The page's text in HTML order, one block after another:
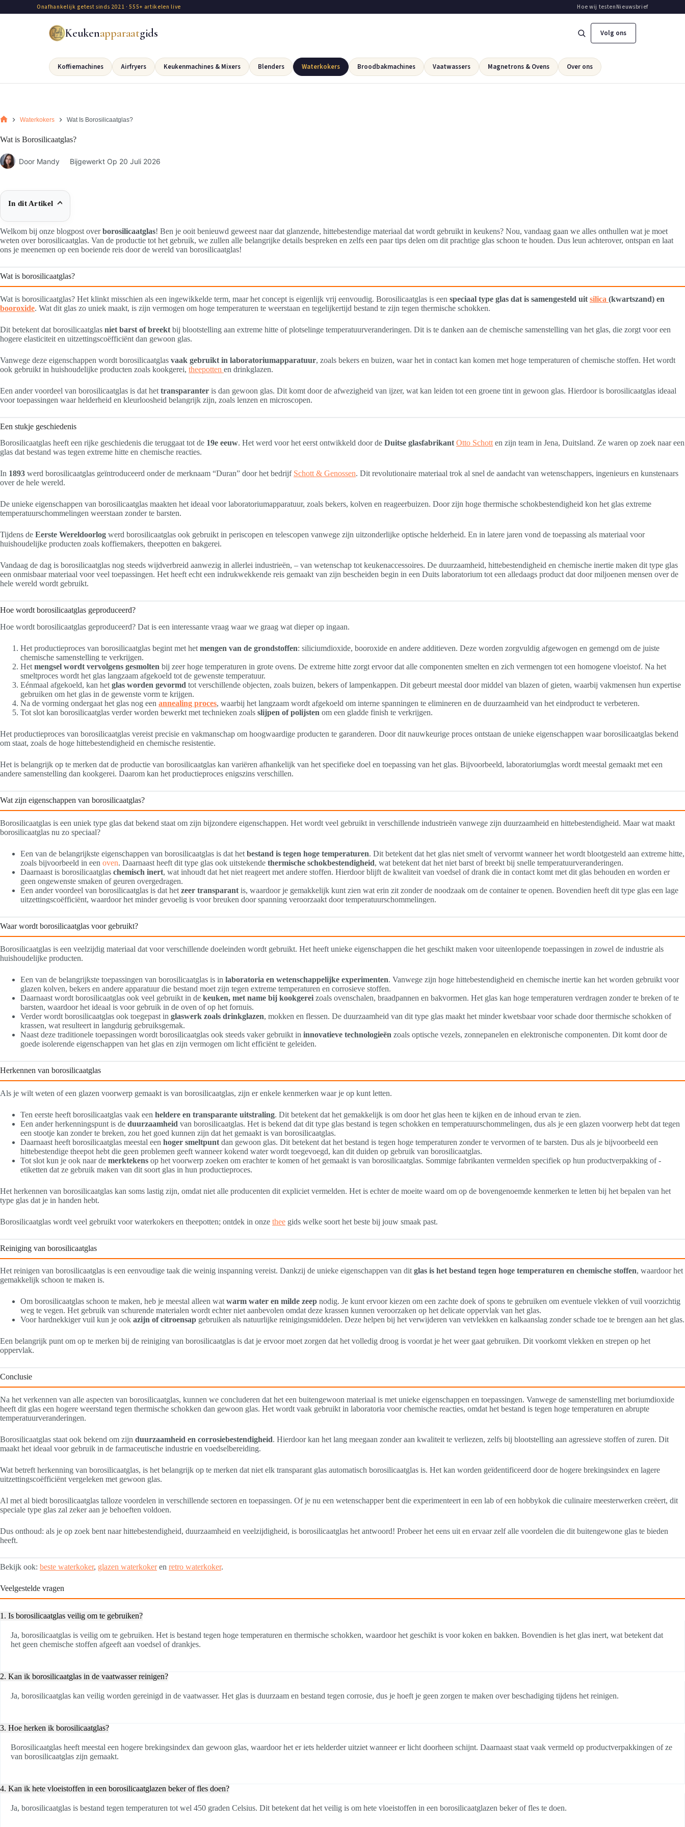
Onafhankelijk getest sinds 2021 · 555+ artikelen live Hoe wij testenNieuwsbrief
Keukenapparaatgids Volg ons
Koffiemachines Airfryers Keukenmachines & Mixers Blenders Waterkokers Broodbakmachines Vaatwassers Magnetrons & Ovens Over ons
Waterkokers Wat Is Borosilicaatglas?
Wat is Borosilicaatglas?
Door Mandy Bijgewerkt Op 20 Juli 2026
In dit Artikel
Welkom bij onze blogpost overborosilicaatglas! Ben je ooit benieuwd geweest naar dat glanzende, hittebestendige materiaal dat wordt gebruikt in keukens? Nou, vandaag gaan we alles onthullen wat je moet
weten over borosilicaatglas. Van de productie tot het gebruik, we zullen alle belangrijke details bespreken en zelfs een paar tips delen om dit prachtige glas schoon te houden. Dus leun achterover, ontspan en laat
ons je meenemen op een boeiende reis door de wereld van borosilicaatglas!
Wat is borosilicaatglas?
Wat is borosilicaatglas? Het klinkt misschien als een ingewikkelde term, maar het concept is eigenlijk vrij eenvoudig. Borosilicaatglas is een speciaal type glas dat is samengesteld uit silica (kwartszand) en
booroxide. Wat dit glas zo uniek maakt, is zijn vermogen om hoge temperaturen te weerstaan ​​en tegelijkertijd bestand te zijn tegen thermische schokken.
Dit betekent dat borosilicaatglas niet barst of breekt bij blootstelling aan extreme hitte of plotselinge temperatuurveranderingen. Dit is te danken aan de chemische samenstelling van het glas, die zorgt voor een
hogere elasticiteit en uitzettingscoëfficiënt dan gewoon glas.
Vanwege deze eigenschappen wordt borosilicaatglas vaak gebruikt in laboratoriumapparatuur, zoals bekers en buizen, waar het in contact kan komen met hoge temperaturen of chemische stoffen. Het wordt
ook gebruikt in huishoudelijke producten zoals kookgerei, theepotten en drinkglazen.
Een ander voordeel van borosilicaatglas is dat het transparanter is dan gewoon glas. Dit komt door de afwezigheid van ijzer, wat kan leiden tot een groene tint in gewoon glas. Hierdoor is borosilicaatglas ideaal
voor toepassingen waar helderheid en kleurloosheid belangrijk zijn, zoals lenzen en microscopen.
Een stukje geschiedenis
Borosilicaatglas heeft een rijke geschiedenis die teruggaat tot de 19e eeuw. Het werd voor het eerst ontwikkeld door de Duitse glasfabrikant Otto Schotten zijn team in Jena, Duitsland. Ze waren op zoek naar een
glas dat bestand was tegen extreme hitte en chemische reacties.
In 1893 werd borosilicaatglas geïntroduceerd onder de merknaam “Duran” door het bedrijf Schott & Genossen. Dit revolutionaire materiaal trok al snel de aandacht van wetenschappers, ingenieurs en kunstenaars
over de hele wereld.
De unieke eigenschappen van borosilicaatglas maakten het ideaal voor laboratoriumapparatuur, zoals bekers, kolven en reageerbuizen. Door zijn hoge thermische schokbestendigheid kon het glas extreme
temperatuurschommelingen weerstaan zonder te barsten.
Tijdens de Eerste Wereldoorlog werd borosilicaatglas ook gebruikt in periscopen en telescopen vanwege zijn uitzonderlijke optische helderheid. En in latere jaren vond de toepassing als materiaal voor
huishoudelijke producten zoals koffiemakers, theepotten en bakgerei.
Vandaag de dag is borosilicaatglas nog steeds wijdverbreid aanwezig in allerlei industrieën, – van wetenschap tot keukenaccessoires. De duurzaamheid, hittebestendigheid en chemische inertie maken dit type glas
een onmisbaar materiaal voor veel toepassingen. Het heeft echt een indrukwekkende reis gemaakt van zijn bescheiden begin in een Duits laboratorium tot een alledaags product dat door miljoenen mensen over de
hele wereld wordt gebruikt.
Hoe wordt borosilicaatglas geproduceerd?
Hoe wordt borosilicaatglas geproduceerd? Dat is een interessante vraag waar we graag wat dieper op ingaan.
Het productieproces van borosilicaatglas begint met het mengen van de grondstoffen: siliciumdioxide, booroxide en andere additieven. Deze worden zorgvuldig afgewogen en gemengd om de juiste
chemische samenstelling te verkrijgen.
Het mengsel wordt vervolgens gesmolten bij zeer hoge temperaturen in grote ovens. De extreme hitte zorgt ervoor dat alle componenten smelten en zich vermengen tot een homogene vloeistof. Na het
smeltproces wordt het glas langzaam afgekoeld tot de gewenste temperatuur.
Eénmaal afgekoeld, kan het glas worden gevormd tot verschillende objecten, zoals buizen, bekers of lampenkappen. Dit gebeurt meestal door middel van blazen of gieten, waarbij vakmensen hun expertise
gebruiken om het glas in de gewenste vorm te krijgen.
Na de vorming ondergaat het glas nog een annealing proces, waarbij het langzaam wordt afgekoeld om interne spanningen te elimineren en de duurzaamheid van het eindproduct te verbeteren.
Tot slot kan borosilicaatglas verder worden bewerkt met technieken zoals slijpen of polijsten om een gladde finish te verkrijgen.
Het productieproces van borosilicaatglas vereist precisie en vakmanschap om hoogwaardige producten te garanderen. Door dit nauwkeurige proces ontstaan de unieke eigenschappen waar borosilicaatglas bekend
om staat, zoals de hoge hittebestendigheid en chemische resistentie.
Het is belangrijk op te merken dat de productie van borosilicaatglas kan variëren afhankelijk van het specifieke doel en toepassing van het glas. Bijvoorbeeld, laboratoriumglas wordt meestal gemaakt met een
andere samenstelling dan kookgerei. Daarom kan het productieproces enigszins verschillen.
Wat zijn eigenschappen van borosilicaatglas?
Borosilicaatglas is een uniek type glas dat bekend staat om zijn bijzondere eigenschappen. Het wordt veel gebruikt in verschillende industrieën vanwege zijn duurzaamheid en hittebestendigheid. Maar wat maakt
borosilicaatglas nu zo speciaal?
Een van de belangrijkste eigenschappen van borosilicaatglas is dat het bestand is tegen hoge temperaturen. Dit betekent dat het glas niet smelt of vervormt wanneer het wordt blootgesteld aan extreme hitte,
zoals bijvoorbeeld in een oven. Daarnaast heeft dit type glas ook uitstekende thermische schokbestendigheid, wat betekent dat het niet barst of breekt bij snelle temperatuurveranderingen.
Daarnaast is borosilicaatglas chemisch inert, wat inhoudt dat het niet reageert met andere stoffen. Hierdoor blijft de kwaliteit van voedsel of drank die in contact komt met dit glas behouden en worden er
geen ongewenste smaken of geuren overgedragen.
Een ander voordeel van borosilicaatglas is dat het zeer transparant is, waardoor je gemakkelijk kunt zien wat erin zit zonder de noodzaak om de container te openen. Bovendien heeft dit type glas een lage
uitzettingscoëfficiënt, waardoor het minder gevoelig is voor breuken door spanning veroorzaakt door temperatuurschommelingen.
Waar wordt borosilicaatglas voor gebruikt?
Borosilicaatglas is een veelzijdig materiaal dat voor verschillende doeleinden wordt gebruikt. Het heeft unieke eigenschappen die het geschikt maken voor uiteenlopende toepassingen in zowel de industrie als
huishoudelijke producten.
Een van de belangrijkste toepassingen van borosilicaatglas is in laboratoria en wetenschappelijke experimenten. Vanwege zijn hoge hittebestendigheid en chemische inertie kan het worden gebruikt voor
glazen kolven, bekers en andere apparatuur die bestand moet zijn tegen extreme temperaturen en corrosieve stoffen.
Daarnaast wordt borosilicaatglas ook veel gebruikt in de keuken, met name bij kookgerei zoals ovenschalen, braadpannen en bakvormen. Het glas kan hoge temperaturen verdragen zonder te breken of te
barsten, waardoor het ideaal is voor gebruik in de oven of op het fornuis.
Verder wordt borosilicaatglas ook toegepast in glaswerk zoals drinkglazen, mokken en flessen. De duurzaamheid van dit type glas maakt het minder kwetsbaar voor schade door thermische schokken of
krassen, wat resulteert in langdurig gebruiksgemak.
Naast deze traditionele toepassingen wordt borosilicaatglas ook steeds vaker gebruikt in innovatieve technologieën zoals optische vezels, zonnepanelen en elektronische componenten. Dit komt door de
goede isolerende eigenschappen van het glas en zijn vermogen om licht efficiënt te geleiden.
Herkennen van borosilicaatglas
Als je wilt weten of een glazen voorwerp gemaakt is van borosilicaatglas, zijn er enkele kenmerken waar je op kunt letten.
Ten eerste heeft borosilicaatglas vaak een heldere en transparante uitstraling. Dit betekent dat het gemakkelijk is om door het glas heen te kijken en de inhoud ervan te zien.
Een ander herkenningspunt is de duurzaamheid van borosilicaatglas. Het is bekend dat dit type glas bestand is tegen schokken en temperatuurschommelingen, dus als je een glazen voorwerp hebt dat tegen
een stootje kan zonder te breken, zou het goed kunnen zijn dat het gemaakt is van borosilicaatglas.
Daarnaast heeft borosilicaatglas meestal een hoger smeltpunt dan gewoon glas. Dit betekent dat het bestand is tegen hoge temperaturen zonder te vervormen of te barsten. Dus als je bijvoorbeeld een
hittebestendige theepot hebt die geen problemen geeft wanneer kokend water wordt toegevoegd, kan dit duiden op gebruik van borosilicaatglas.
Tot slot kun je ook naar de merktekens op het voorwerp zoeken om erachter te komen of het gemaakt is van borosilicaatglas. Sommige fabrikanten vermelden specifiek op hun productverpakking of -
etiketten dat ze gebruik maken van dit soort glas in hun productieproces.
Het herkennen van borosilicaatglas kan soms lastig zijn, omdat niet alle producenten dit expliciet vermelden. Het is echter de moeite waard om op de bovengenoemde kenmerken te letten bij het bepalen van het
type glas dat je in handen hebt.
Borosilicaatglas wordt veel gebruikt voor waterkokers en theepotten; ontdek in onze thee gids welke soort het beste bij jouw smaak past.
Reiniging van borosilicaatglas
Het reinigen van borosilicaatglas is een eenvoudige taak die weinig inspanning vereist. Dankzij de unieke eigenschappen van ditglas is het bestand tegen hoge temperaturen en chemische stoffen, waardoor het
gemakkelijk schoon te maken is.
Om borosilicaatglas schoon te maken, heb je meestal alleen watwarm water en milde zeep nodig. Je kunt ervoor kiezen om een zachte doek of spons te gebruiken om eventuele vlekken of vuil voorzichtig
weg te vegen. Het gebruik van schurende materialen wordt echter niet aanbevolen omdat deze krassen kunnen veroorzaken op het delicate oppervlak van het glas.
Voor hardnekkiger vuil kun je ook azijn of citroensap gebruiken als natuurlijke reinigingsmiddelen. Deze helpen bij het verwijderen van vetvlekken en kalkaanslag zonder schade toe te brengen aan het glas.
Een belangrijk punt om op te merken bij de reiniging van borosilicaatglas is dat je ervoor moet zorgen dat het volledig droog is voordat je het weer gaat gebruiken. Dit voorkomt vlekken en strepen op het
oppervlak.
Conclusie
Na het verkennen van alle aspecten van borosilicaatglas, kunnen we concluderen dat het een buitengewoon materiaal is met unieke eigenschappen en toepassingen. Vanwege de samenstelling met boriumdioxide
heeft dit glas een hogere weerstand tegen thermische schokken dan gewoon glas. Het wordt vaak gebruikt in laboratoria voor chemische reacties, omdat het bestand is tegen hoge temperaturen en abrupte
temperatuurveranderingen.
Borosilicaatglas staat ook bekend om zijn duurzaamheid en corrosiebestendigheid. Hierdoor kan het lang meegaan zonder aan kwaliteit te verliezen, zelfs bij blootstelling aan agressieve stoffen of zuren. Dit
maakt het ideaal voor gebruik in de farmaceutische industrie en voedselbereiding.
Wat betreft herkenning van borosilicaatglas, is het belangrijk op te merken dat niet elk transparant glas automatisch borosilicaatglas is. Het kan worden geïdentificeerd door de hogere brekingsindex en lagere
uitzettingscoëfficiënt vergeleken met gewoon glas.
Al met al biedt borosilicaatglas talloze voordelen in verschillende sectoren en toepassingen. Of je nu een wetenschapper bent die experimenteert in een lab of een hobbykok die culinaire meesterwerken creëert, dit
speciale type glas zal zeker aan je behoeften voldoen.
Dus onthoud: als je op zoek bent naar hittebestendigheid, duurzaamheid en veelzijdigheid, is borosilicaatglas het antwoord! Probeer het eens uit en ervaar zelf alle voordelen die dit buitengewone glas te bieden
heeft.
Bekijk ook: beste waterkoker, glazen waterkokeren retro waterkoker.
Veelgestelde vragen
1. Is borosilicaatglas veilig om te gebruiken?
Ja, borosilicaatglas is veilig om te gebruiken. Het is bestand tegen hoge temperaturen en thermische schokken, waardoor het geschikt is voor koken en bakken. Bovendien is het glas inert, wat betekent dat
het geen chemische stoffen afgeeft aan voedsel of drankjes.
2. Kan ik borosilicaatglas in de vaatwasser reinigen?
Ja, borosilicaatglas kan veilig worden gereinigd in de vaatwasser. Het glas is duurzaam en bestand tegen corrosie, dus je hoeft je geen zorgen te maken over beschadiging tijdens het reinigen.
3. Hoe herken ik borosilicaatglas?
Borosilicaatglas heeft meestal een hogere brekingsindex dan gewoon glas, waardoor het er iets helderder uitziet wanneer er licht doorheen schijnt. Daarnaast staat vaak vermeld op productverpakkingen of ze
van borosilicaatglas zijn gemaakt.
4. Kan ik hete vloeistoffen in een borosilicaatglazen beker of fles doen?
Ja, borosilicaatglas is bestand tegen temperaturen tot wel 450 graden Celsius. Dit betekent dat het veilig is om hete vloeistoffen in een borosilicaatglazen beker of fles te doen.